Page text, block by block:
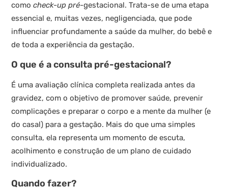
comocheck-up pré-gestacional. Trata-se de uma etapa
essencial e, muitas vezes, negligenciada, que pode
influenciar profundamente a saúde da mulher, do bebê e
de toda a experiência da gestação.
O que é a consulta pré-gestacional?
É uma avaliação clínica completa realizada antes da
gravidez, com o objetivo de promover saúde, prevenir
complicações e preparar o corpo e a mente da mulher (e
do casal) para a gestação. Mais do que uma simples
consulta, ela representa um momento de escuta,
acolhimento e construção de um plano de cuidado
individualizado.
Quando fazer?